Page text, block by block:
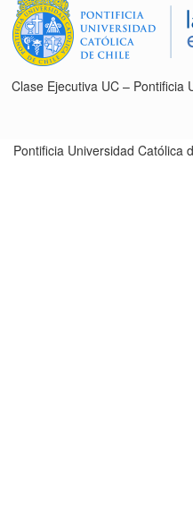
Clase Ejecutiva UC – Pontificia
Pontificia Universidad Católica